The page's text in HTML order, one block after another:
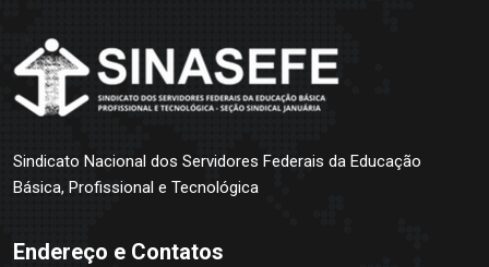
Sindicato Nacional dos Servidores Federais da Educação
Básica, Profissional e Tecnológica
Endereço e Contatos